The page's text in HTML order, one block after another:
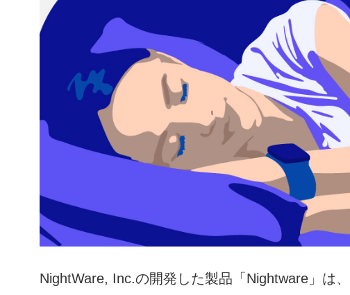
NightWare, Inc.の開発した製品「Nightware」は、